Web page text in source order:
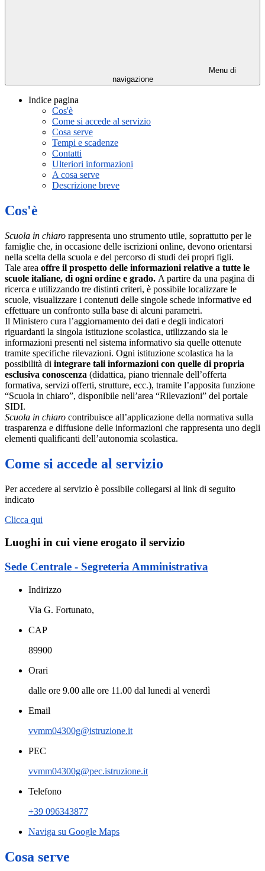
Menu di
navigazione
Indice pagina
Cos'è
Come si accede al servizio
Cosa serve
Tempi e scadenze
Contatti
Ulteriori informazioni
A cosa serve
Descrizione breve
Cos'è
Scuola in chiaro rappresenta uno strumento utile, soprattutto per le
famiglie che, in occasione delle iscrizioni online, devono orientarsi
nella scelta della scuola e del percorso di studi dei propri figli.
Tale area offre il prospetto delle informazioni relative a tutte le
scuole italiane, di ogni ordine e grado. A partire da una pagina di
ricerca e utilizzando tre distinti criteri, è possibile localizzare le
scuole, visualizzare i contenuti delle singole schede informative ed
effettuare un confronto sulla base di alcuni parametri.
Il Ministero cura l’aggiornamento dei dati e degli indicatori
riguardanti la singola istituzione scolastica, utilizzando sia le
informazioni presenti nel sistema informativo sia quelle ottenute
tramite specifiche rilevazioni. Ogni istituzione scolastica ha la
possibilità di integrare tali informazioni con quelle di propria
esclusiva conoscenza (didattica, piano triennale dell’offerta
formativa, servizi offerti, strutture, ecc.), tramite l’apposita funzione
“Scuola in chiaro”, disponibile nell’area “Rilevazioni” del portale
SIDI.
Scuola in chiaro contribuisce all’applicazione della normativa sulla
trasparenza e diffusione delle informazioni che rappresenta uno degli
elementi qualificanti dell’autonomia scolastica.
Come si accede al servizio
Per accedere al servizio è possibile collegarsi al link di seguito
indicato
Clicca qui
Luoghi in cui viene erogato il servizio
Sede Centrale - Segreteria Amministrativa
Indirizzo
Via G. Fortunato,
CAP
89900
Orari
dalle ore 9.00 alle ore 11.00 dal lunedi al venerdì
Email
vvmm04300g@istruzione.it
PEC
vvmm04300g@pec.istruzione.it
Telefono
+39 096343877
Naviga su Google Maps
Cosa serve